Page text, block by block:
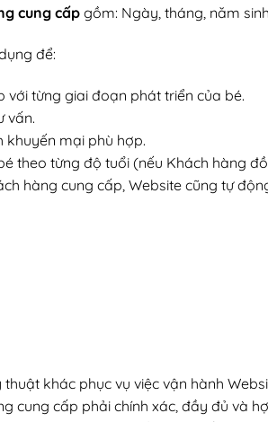
cung cấpgồm: Ngày, tháng, năm
để:
với từng giai đoạn phát triển của bé.
vấn.
khuyến mại phù hợp.
theo từng độ tuổi (nếu Khách hàng
hàng cung cấp, Website cũng tự
khác phục vụ việc vận hành
cung cấp phải chính xác, đầy đủ và